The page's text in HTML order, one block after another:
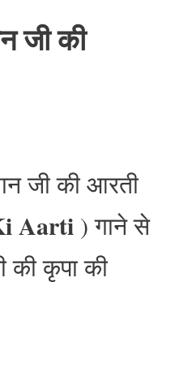
जी की
जी की आरती
Aarti ) गाने से
की कृपा की